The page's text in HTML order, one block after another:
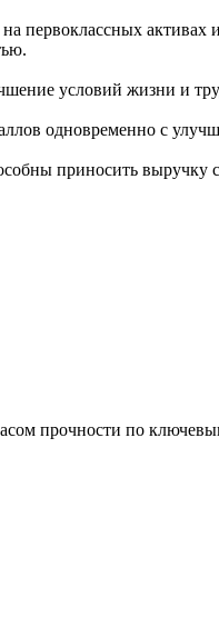
первоклассных
условий жизни и
одновременно с
приносить
прочности по